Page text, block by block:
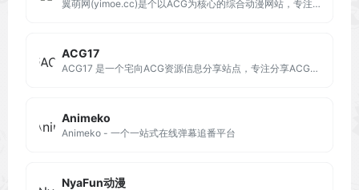
翼萌网(yimoe.cc)是个以ACG为核心的综合动漫网站，专注于提供国内外动漫资讯、中国动漫产业分析、动漫周边产品、声优、Cosplay，以及线下漫展活动等内容，为动漫爱好者打造最及时的资讯平台。
ACG17
ACG17 是一个宅向ACG资源信息分享站点，专注分享ACG新闻资讯和高清动漫游戏音乐资源，在这里你能找到很多欢乐。
Animeko
Animeko - 一个一站式在线弹幕追番平台
NyaFun动漫